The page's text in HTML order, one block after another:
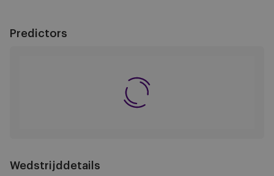
Predictors
Wedstrijddetails